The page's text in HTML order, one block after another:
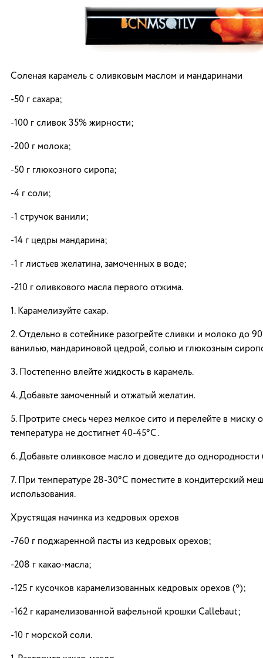
Соленая карамель с оливковым маслом и мандаринами
-50 г сахара;
-100 г сливок 35% жирности;
-200 г молока;
-50 г глюкозного сиропа;
-4 г соли;
-1 стручок ванили;
-14 г цедры мандарина;
-1 г листьев желатина, замоченных в воде;
-210 г оливкового масла первого отжима.
1. Карамелизуйте сахар.
2. Отдельно в сотейнике разогрейте сливки и молоко до
ванилью, мандариновой цедрой, солью и глюкозным
3. Постепенно влейте жидкость в карамель.
4. Добавьте замоченный и отжатый желатин.
5. Протрите смесь через мелкое сито и перелейте в миску
температура не достигнет 40-45°C.
6. Добавьте оливковое масло и доведите до
7. При температуре 28-30°C поместите в кондитерский
использования.
Хрустящая начинка из кедровых орехов
-760 г поджаренной пасты из кедровых орехов;
-208 г какао-масла;
-125 г кусочков карамелизованных кедровых орехов (*);
-162 г карамелизованной вафельной крошки Callebaut;
-10 г морской соли.